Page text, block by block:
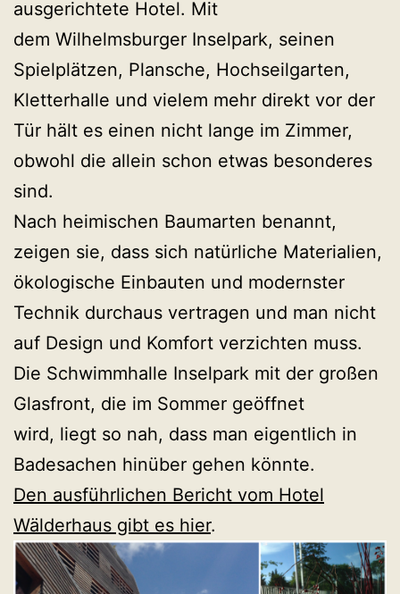
ausgerichtete Hotel. Mit
dem Wilhelmsburger Inselpark, seinen
Spielplätzen, Plansche, Hochseilgarten,
Kletterhalle und vielem mehr direkt vor der
Tür hält es einen nicht lange im Zimmer,
obwohl die allein schon etwas besonderes
sind.
Nach heimischen Baumarten benannt,
zeigen sie, dass sich natürliche Materialien,
ökologische Einbauten und modernster
Technik durchaus vertragen und man nicht
auf Design und Komfort verzichten muss.
Die Schwimmhalle Inselpark mit der großen
Glasfront, die im Sommer geöffnet
wird, liegt so nah, dass man eigentlich in
Badesachen hinüber gehen könnte.
Den ausführlichen Bericht vom Hotel
Wälderhaus gibt es hier.